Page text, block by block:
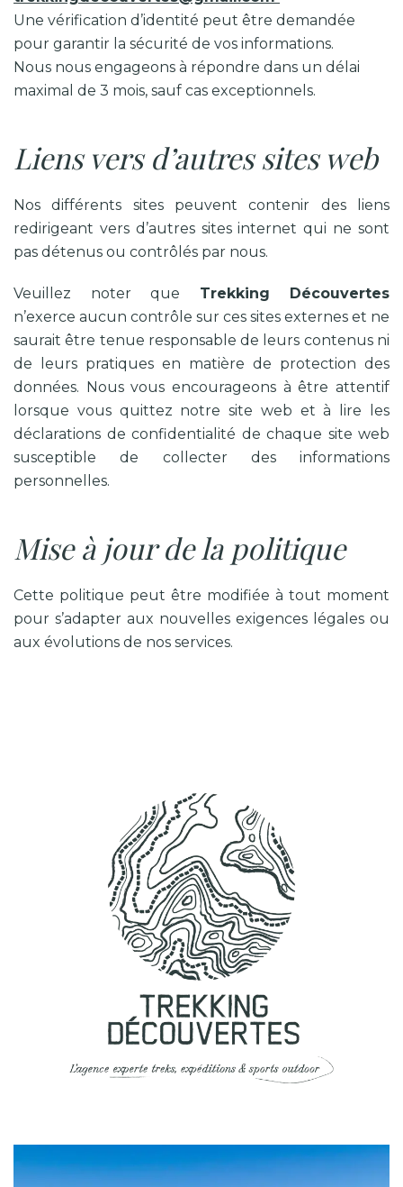
Une vérification d’identité peut être demandée
pour garantir la sécurité de vos informations.
Nous nous engageons à répondre dans un délai
maximal de 3 mois, sauf cas exceptionnels.
Liens vers d’autres sites web
Nos différents sites peuvent contenir des liens
redirigeant vers d’autres sites internet qui ne sont
pas détenus ou contrôlés par nous.
Veuillez noter que Trekking Découvertes
n’exerce aucun contrôle sur ces sites externes et ne
saurait être tenue responsable de leurs contenus ni
de leurs pratiques en matière de protection des
données. Nous vous encourageons à être attentif
lorsque vous quittez notre site web et à lire les
déclarations de confidentialité de chaque site web
susceptible de collecter des informations
personnelles.
Mise à jour de la politique
Cette politique peut être modifiée à tout moment
pour s’adapter aux nouvelles exigences légales ou
aux évolutions de nos services.